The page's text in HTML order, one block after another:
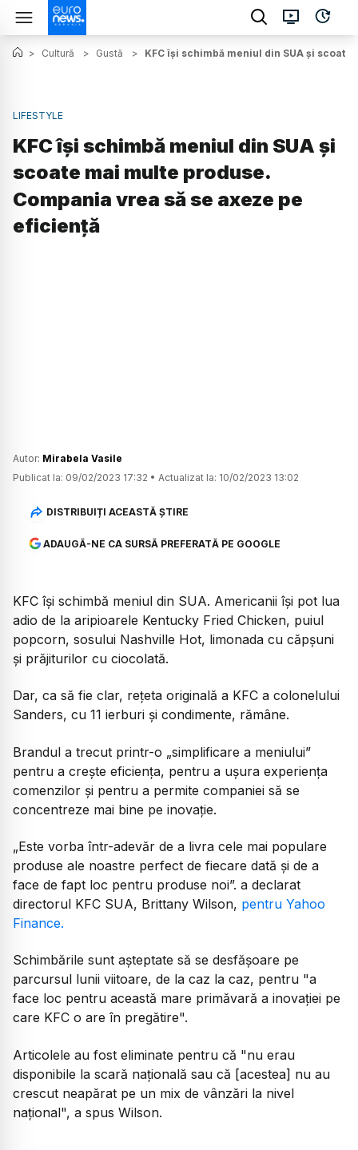
> Cultură > Gustă > KFC își schimbă meniul din SUA și
LIFESTYLE
KFC își schimbă meniul din SUA și
scoate mai multe produse.
Compania vrea să se axeze pe
eficiență
Autor: Mirabela Vasile
Publicat la: 09/02/2023 17:32 • Actualizat la: 10/02/2023 13:02
DISTRIBUIȚI ACEASTĂ ȘTIRE
ADAUGĂ-NE CA SURSĂ PREFERATĂ PE GOOGLE
KFC își schimbă meniul din SUA. Americanii își pot lua
adio de la aripioarele Kentucky Fried Chicken, puiul
popcorn, sosului Nashville Hot, limonada cu căpșuni
și prăjiturilor cu ciocolată.
Dar, ca să fie clar, rețeta originală a KFC a colonelului
Sanders, cu 11 ierburi și condimente, rămâne.
Brandul a trecut printr-o „simplificare a meniului”
pentru a crește eficiența, pentru a ușura experiența
comenzilor și pentru a permite companiei să se
concentreze mai bine pe inovație.
„Este vorba într-adevăr de a livra cele mai populare
produse ale noastre perfect de fiecare dată și de a
face de fapt loc pentru produse noi”. a declarat
directorul KFC SUA, Brittany Wilson, pentru Yahoo
Finance.
Schimbările sunt așteptate să se desfășoare pe
parcursul lunii viitoare, de la caz la caz, pentru "a
face loc pentru această mare primăvară a inovației pe
care KFC o are în pregătire".
Articolele au fost eliminate pentru că "nu erau
disponibile la scară națională sau că [acestea] nu au
crescut neapărat pe un mix de vânzări la nivel
național", a spus Wilson.